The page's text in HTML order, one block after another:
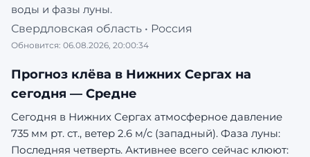
воды и фазы луны.
Свердловская область • Россия
Обновится: 06.08.2026, 20:00:34
Прогноз клёва в Нижних Сергах на
сегодня — Средне
Сегодня в Нижних Сергах атмосферное давление
735 мм рт. ст., ветер 2.6 м/с (западный). Фаза луны:
Последняя четверть. Активнее всего сейчас клюют: